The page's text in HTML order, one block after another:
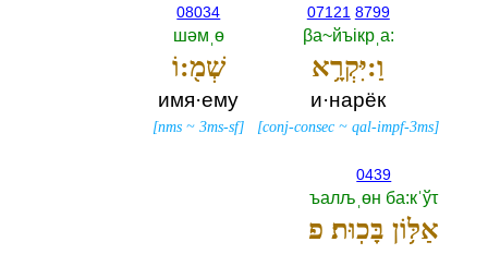
07121 8799
βа~йъiкрˌа:‎
וַ:יִּקְרָ֥א
и·нарёк
[conj-consec ~qal-impf-3ms]
08034
шәмˌө
שְׁמ֖:וֹ
имя·ему
[nms ~3ms-sf]
0439
ъалљˌөн ба:кˈўτ
אַלּ֥וֹן בָּכֽוּת׃ פ